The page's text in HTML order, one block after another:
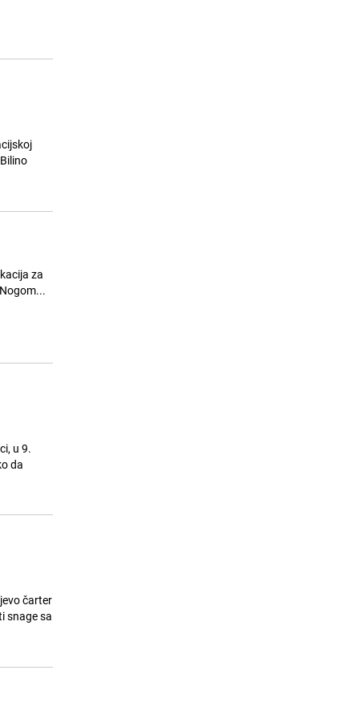
za
Europsko prvenstvo 2020. godine između Bosne i Hercegovine i Italije koja se igra u Zenici. // Nogom...
u 9.
da
čarter
snage sa